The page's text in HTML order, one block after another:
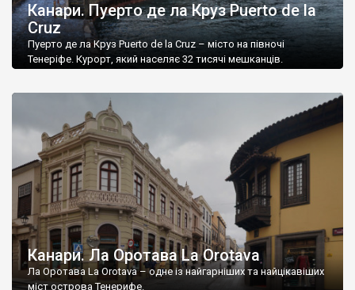
Канари. Пуерто де ла Круз Puerto de la
Cruz
Пуерто де ла Круз Puerto de la Cruz – місто на півночі
Тенеріфе. Курорт, який населяє 32 тисячі мешканців.
Канари. Ла Оротава La Orotava
Ла Оротава La Orotava – одне із найгарніших та найцікавіших
міст острова Тенерифе.